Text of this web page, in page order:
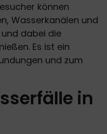
können
Wasserkanälen und
dabei die
Es ist ein
und zum
in